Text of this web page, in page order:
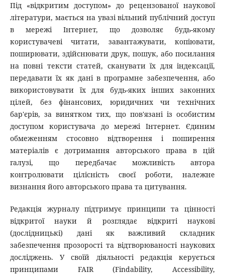
Під «відкритим доступом» до рецензованої наукової
літератури, мається на увазі вільний публічний доступ
в мережі Інтернет, що дозволяє будь-якому
користувачеві читати, завантажувати, копіювати,
поширювати, здійснювати друк, пошук, або посилання
на повні тексти статей, сканувати їх для індексації,
передавати їх як дані в програмне забезпечення, або
використовувати їх для будь-яких інших законних
цілей, без фінансових, юридичних чи технічних
бар'єрів, за винятком тих, що пов'язані із особистим
доступом користувача до мережі Інтернет. Єдиним
обмеженням стосовно відтворення і поширення
матеріалів є дотримання авторського права в цій
галузі, що передбачає можливість автора
контролювати цілісність своєї роботи, належне
визнання його авторського права та цитування.
Редакція журналу підтримує принципи та цінності
відкритої науки й розглядає відкриті наукові
(дослідницькі) дані як важливий складник
забезпечення прозорості та відтворюваності наукових
досліджень. У своїй діяльності редакція керується
принципами FAIR (Findability, Accessibility,